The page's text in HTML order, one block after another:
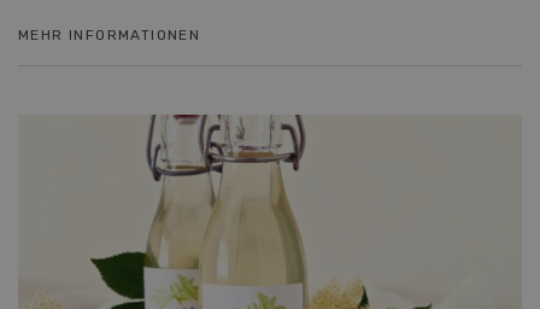
MEHR INFORMATIONEN